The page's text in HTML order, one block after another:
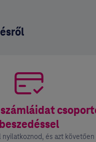
beszedéssel
nyilatkoznod, és azt követően